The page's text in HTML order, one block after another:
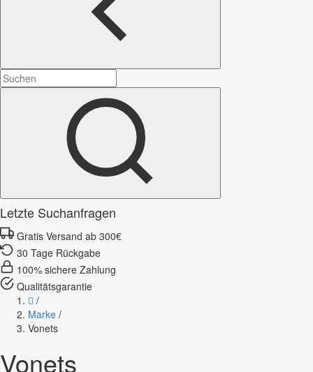
Letzte Suchanfragen
Gratis Versand ab 300€
30 Tage Rückgabe
100% sichere Zahlung
Qualitätsgarantie
/
Marke /
Vonets
Vonets